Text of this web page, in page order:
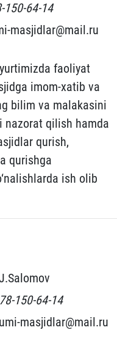
150-64-14
masjidlar@mail.ru
faoliyat
imom-xatib va
bilim va malakasini
nazorat qilish hamda
qurish,
qurishga
ish olib
78-150-64-14
umi-masjidlar@mail.ru